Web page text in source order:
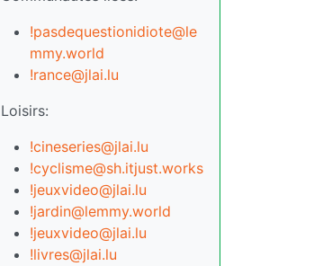
!pasdequestionidiote@le
mmy.world
!rance@jlai.lu
Loisirs:
!cineseries@jlai.lu
!cyclisme@sh.itjust.works
!jeuxvideo@jlai.lu
!jardin@lemmy.world
!jeuxvideo@jlai.lu
!livres@jlai.lu